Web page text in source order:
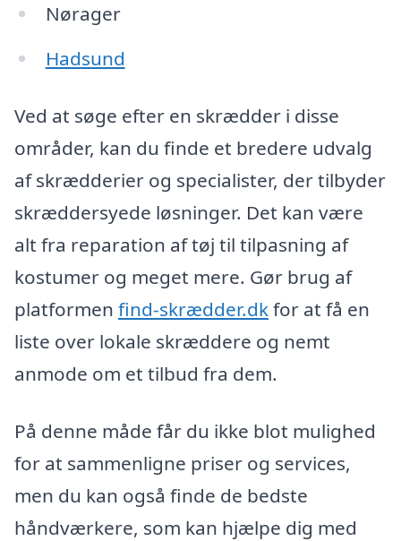
Nørager
Hadsund
Ved at søge efter en skrædder i disse
områder, kan du finde et bredere udvalg
af skrædderier og specialister, der tilbyder
skræddersyede løsninger. Det kan være
alt fra reparation af tøj til tilpasning af
kostumer og meget mere. Gør brug af
platformen find-skrædder.dkfor at få en
liste over lokale skræddere og nemt
anmode om et tilbud fra dem.
På denne måde får du ikke blot mulighed
for at sammenligne priser og services,
men du kan også finde de bedste
håndværkere, som kan hjælpe dig med